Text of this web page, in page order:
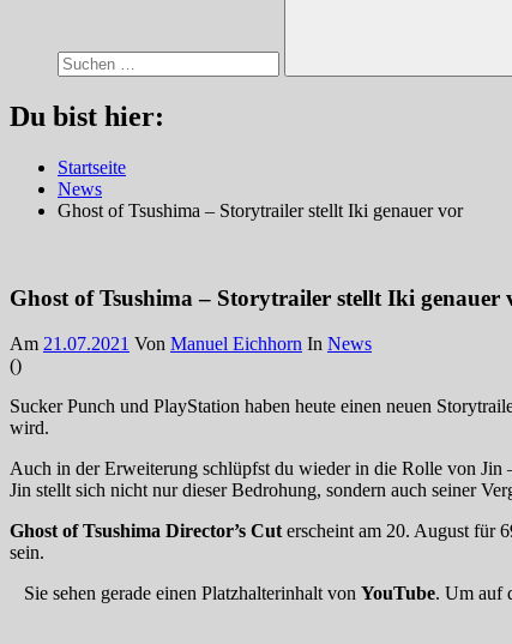
Du bist hier:
Startseite
News
Ghost of Tsushima – Storytrailer stellt Iki genauer vor
Ghost of Tsushima – Storytrailer stellt Iki genauer
Am 21.07.2021 Von Manuel Eichhorn In News
()
Sucker Punch und PlayStation haben heute einen neuen
wird.
Auch in der Erweiterung schlüpfst du wieder in die Rolle von Jin
Jin stellt sich nicht nur dieser Bedrohung, sondern auch seiner
Ghost of Tsushima Director’s Cut erscheint am 20. August für
sein.
Sie sehen gerade einen Platzhalterinhalt von YouTube. Um auf